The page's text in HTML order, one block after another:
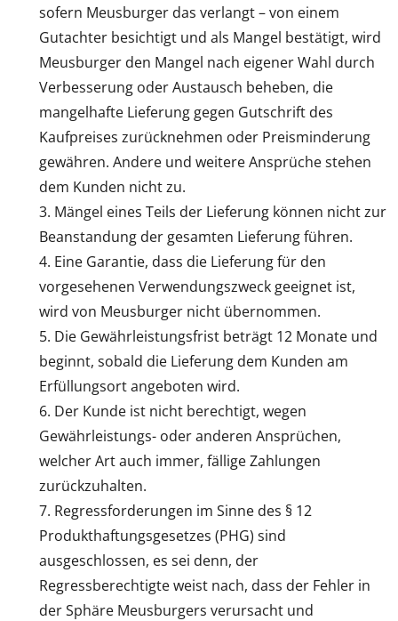
sofern Meusburger das verlangt – von einem
Gutachter besichtigt und als Mangel bestätigt, wird
Meusburger den Mangel nach eigener Wahl durch
Verbesserung oder Austausch beheben, die
mangelhafte Lieferung gegen Gutschrift des
Kaufpreises zurücknehmen oder Preisminderung
gewähren. Andere und weitere Ansprüche stehen
dem Kunden nicht zu.
Mängel eines Teils der Lieferung können nicht zur
Beanstandung der gesamten Lieferung führen.
Eine Garantie, dass die Lieferung für den
vorgesehenen Verwendungszweck geeignet ist,
wird von Meusburger nicht übernommen.
Die Gewährleistungsfrist beträgt 12 Monate und
beginnt, sobald die Lieferung dem Kunden am
Erfüllungsort angeboten wird.
Der Kunde ist nicht berechtigt, wegen
Gewährleistungs- oder anderen Ansprüchen,
welcher Art auch immer, fällige Zahlungen
zurückzuhalten.
Regressforderungen im Sinne des § 12
Produkthaftungsgesetzes (PHG) sind
ausgeschlossen, es sei denn, der
Regressberechtigte weist nach, dass der Fehler in
der Sphäre Meusburgers verursacht und